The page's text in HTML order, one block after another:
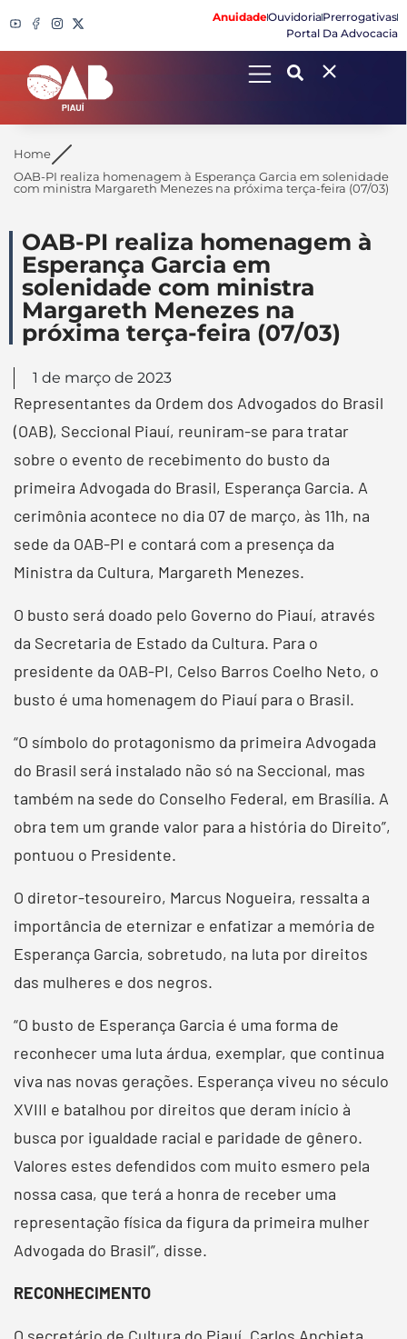
AnuidadeOuvidoriaPrerrogativas
Portal Da Advocacia
Search
Home
OAB-PI realiza homenagem à Esperança Garcia em solenidade
com ministra Margareth Menezes na próxima terça-feira (07/03)
OAB-PI realiza homenagem à
Esperança Garcia em
solenidade com ministra
Margareth Menezes na
próxima terça-feira (07/03)
1 de março de 2023
Representantes da Ordem dos Advogados do Brasil
(OAB), Seccional Piauí, reuniram-se para tratar
sobre o evento de recebimento do busto da
primeira Advogada do Brasil, Esperança Garcia. A
cerimônia acontece no dia 07 de março, às 11h, na
sede da OAB-PI e contará com a presença da
Ministra da Cultura, Margareth Menezes.
O busto será doado pelo Governo do Piauí, através
da Secretaria de Estado da Cultura. Para o
presidente da OAB-PI, Celso Barros Coelho Neto, o
busto é uma homenagem do Piauí para o Brasil.
“O símbolo do protagonismo da primeira Advogada
do Brasil será instalado não só na Seccional, mas
também na sede do Conselho Federal, em Brasília. A
obra tem um grande valor para a história do Direito”,
pontuou o Presidente.
O diretor-tesoureiro, Marcus Nogueira, ressalta a
importância de eternizar e enfatizar a memória de
Esperança Garcia, sobretudo, na luta por direitos
das mulheres e dos negros.
“O busto de Esperança Garcia é uma forma de
reconhecer uma luta árdua, exemplar, que continua
viva nas novas gerações. Esperança viveu no século
XVIII e batalhou por direitos que deram início à
busca por igualdade racial e paridade de gênero.
Valores estes defendidos com muito esmero pela
nossa casa, que terá a honra de receber uma
representação física da figura da primeira mulher
Advogada do Brasil”, disse.
RECONHECIMENTO